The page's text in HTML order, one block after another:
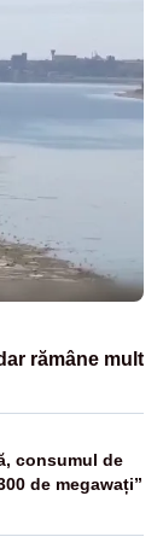
rămâne mult
consumul de
de megawați”